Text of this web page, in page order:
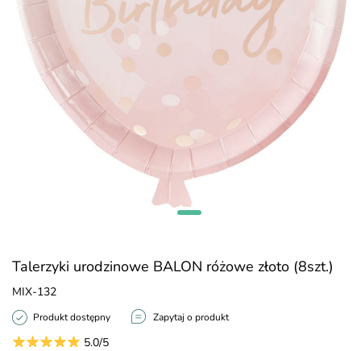
Talerzyki urodzinowe BALON różowe złoto (8szt.)
MIX-132
Produkt dostępny Zapytaj o produkt
5.0/5